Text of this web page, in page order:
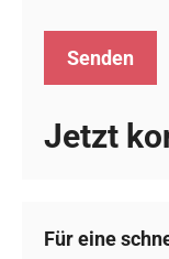
Jetzt
Für eine